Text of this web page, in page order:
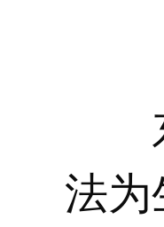
东
法为